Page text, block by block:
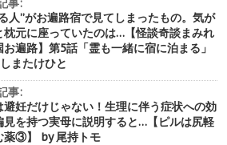
人”がお遍路宿で見てしまったもの。気が
枕元に座っていたのは…【怪談奇談まみれ
お遍路】第5話「霊も一緒に宿に泊まる」
またけひと
事:
避妊だけじゃない！生理に伴う症状への効
見を持つ実母に説明すると…【ピルは尻軽
薬③】 by 尾持トモ